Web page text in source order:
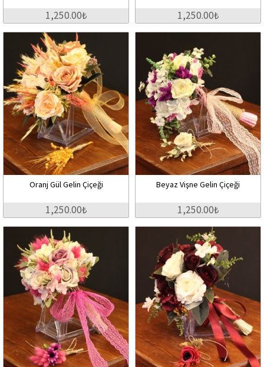
1,250.00₺ 1,250.00₺
Oranj Gül Gelin Çiçeği
1,250.00₺
Beyaz Vişne Gelin Çiçeği
1,250.00₺